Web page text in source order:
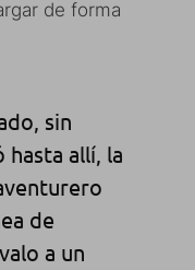
de forma
sin
allí, la
de
a un